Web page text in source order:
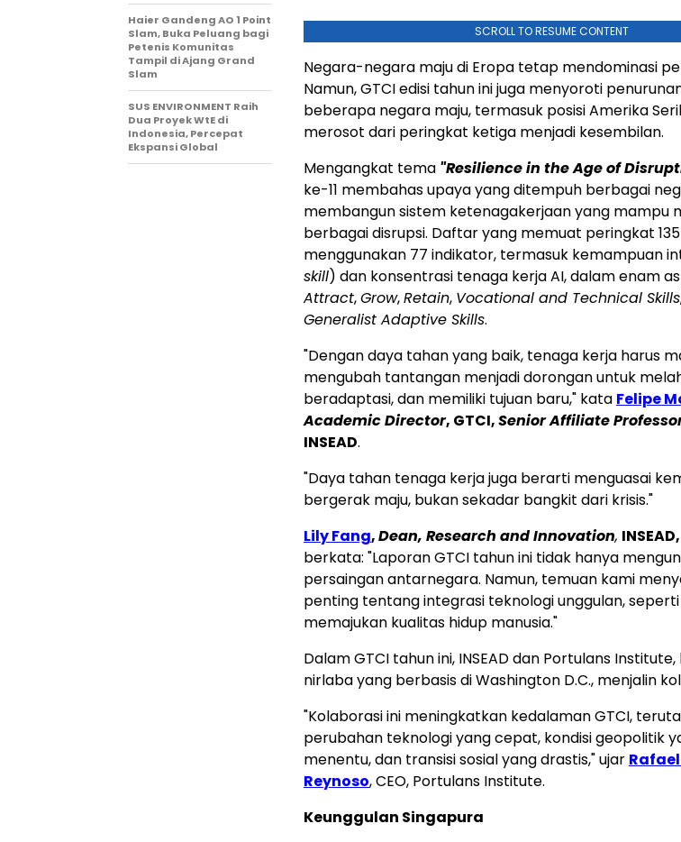
SCROLL TO RESUME CONTENT
Negara-negara maju di Eropa tetap mendominasi
Namun, GTCI edisi tahun ini juga menyoroti
beberapa negara maju, termasuk posisi Amerika
merosot dari peringkat ketiga menjadi kesembilan.
Mengangkat tema "Resilience in the Age of
ke-11 membahas upaya yang ditempuh berbagai
membangun sistem ketenagakerjaan yang mampu
berbagai disrupsi. Daftar yang memuat peringkat
menggunakan 77 indikator, termasuk kemampuan
skill) dan konsentrasi tenaga kerja AI, dalam enam
Attract,Grow,Retain, Vocational and Technical Skills
Generalist Adaptive Skills.
"Dengan daya tahan yang baik, tenaga kerja harus
mengubah tantangan menjadi dorongan untuk
beradaptasi, dan memiliki tujuan baru," kata Felipe
Academic Director, GTCI,Senior Affiliate
INSEAD.
"Daya tahan tenaga kerja juga berarti menguasai
bergerak maju, bukan sekadar bangkit dari krisis."
Lily Fang,Dean, Research and Innovation, INSEAD,
berkata: "Laporan GTCI tahun ini tidak hanya
persaingan antarnegara. Namun, temuan kami
penting tentang integrasi teknologi unggulan, seperti
memajukan kualitas hidup manusia."
Dalam GTCI tahun ini, INSEAD dan Portulans
nirlaba yang berbasis diWashington D.C., menjalin
"Kolaborasi ini meningkatkan kedalaman GTCI,
perubahan teknologi yang cepat, kondisi geopolitik
menentu, dan transisi sosial yang drastis," ujar
Reynoso, CEO, Portulans Institute.
Keunggulan Singapura
Haier Gandeng AO 1 Point
Slam, Buka Peluang bagi
Petenis Komunitas
Tampil di Ajang Grand
Slam
SUS ENVIRONMENT Raih
Dua Proyek WtE di
Indonesia, Percepat
Ekspansi Global